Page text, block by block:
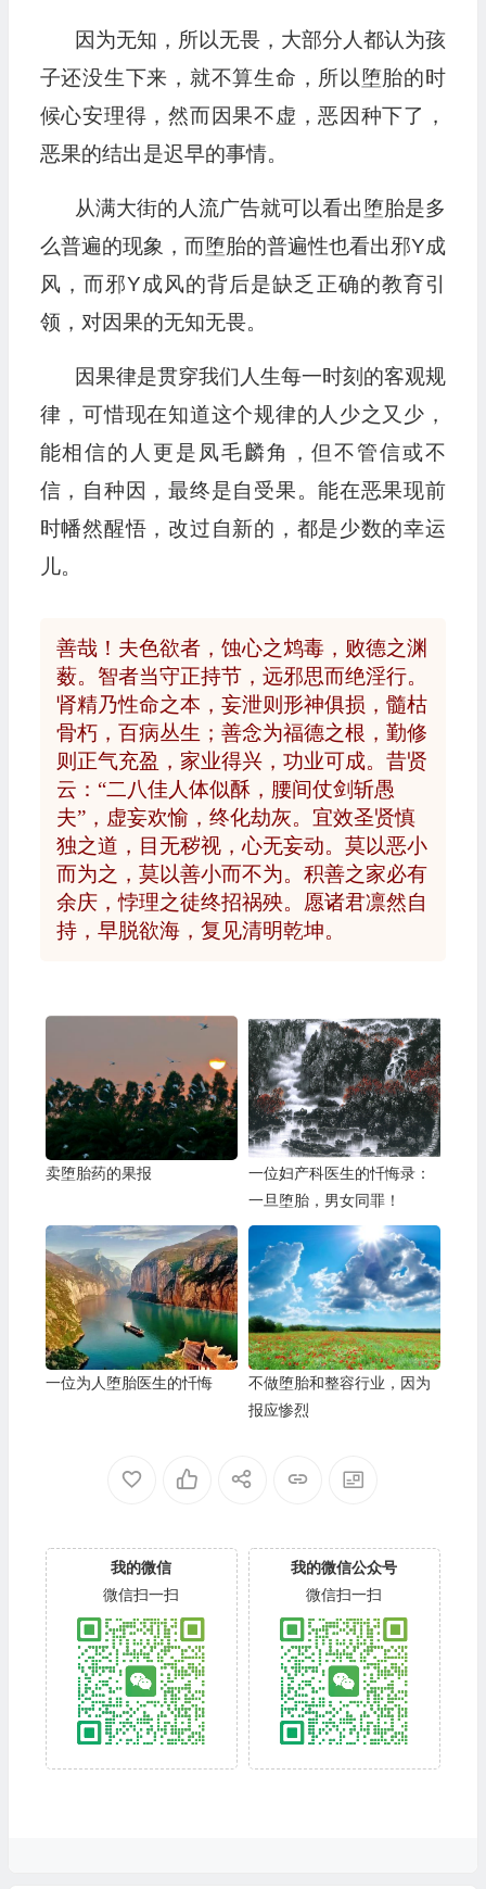
因为无知，所以无畏，大部分人都认为孩
子还没生下来，就不算生命，所以堕胎的时
候心安理得，然而因果不虚，恶因种下了，
恶果的结出是迟早的事情。
从满大街的人流广告就可以看出堕胎是多
么普遍的现象，而堕胎的普遍性也看出邪Y成
风，而邪Y成风的背后是缺乏正确的教育引
领，对因果的无知无畏。
因果律是贯穿我们人生每一时刻的客观规
律，可惜现在知道这个规律的人少之又少，
能相信的人更是凤毛麟角，但不管信或不
信，自种因，最终是自受果。能在恶果现前
时幡然醒悟，改过自新的，都是少数的幸运
儿。
善哉！夫色欲者，蚀心之鸩毒，败德之渊
薮。智者当守正持节，远邪思而绝淫行。
肾精乃性命之本，妄泄则形神俱损，髓枯
骨朽，百病丛生；善念为福德之根，勤修
则正气充盈，家业得兴，功业可成。昔贤
云：“二八佳人体似酥，腰间仗剑斩愚
夫”，虚妄欢愉，终化劫灰。宜效圣贤慎
独之道，目无秽视，心无妄动。莫以恶小
而为之，莫以善小而不为。积善之家必有
余庆，悖理之徒终招祸殃。愿诸君凛然自
持，早脱欲海，复见清明乾坤。
卖堕胎药的果报
一位妇产科医生的忏悔录：
一旦堕胎，男女同罪！
一位为人堕胎医生的忏悔
不做堕胎和整容行业，因为
报应惨烈
我的微信
微信扫一扫
我的微信公众号
微信扫一扫